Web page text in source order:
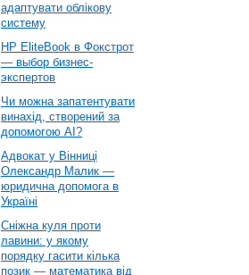
адаптувати облікову
систему
HP EliteBook в Фокстрот
— выбор бизнес-
экспертов
Чи можна запатентувати
винахід, створений за
допомогою AI?
Адвокат у Вінниці
Олександр Малик —
юридична допомога в
Україні
Сніжна куля проти
лавини: у якому
порядку гасити кілька
позик — математика від